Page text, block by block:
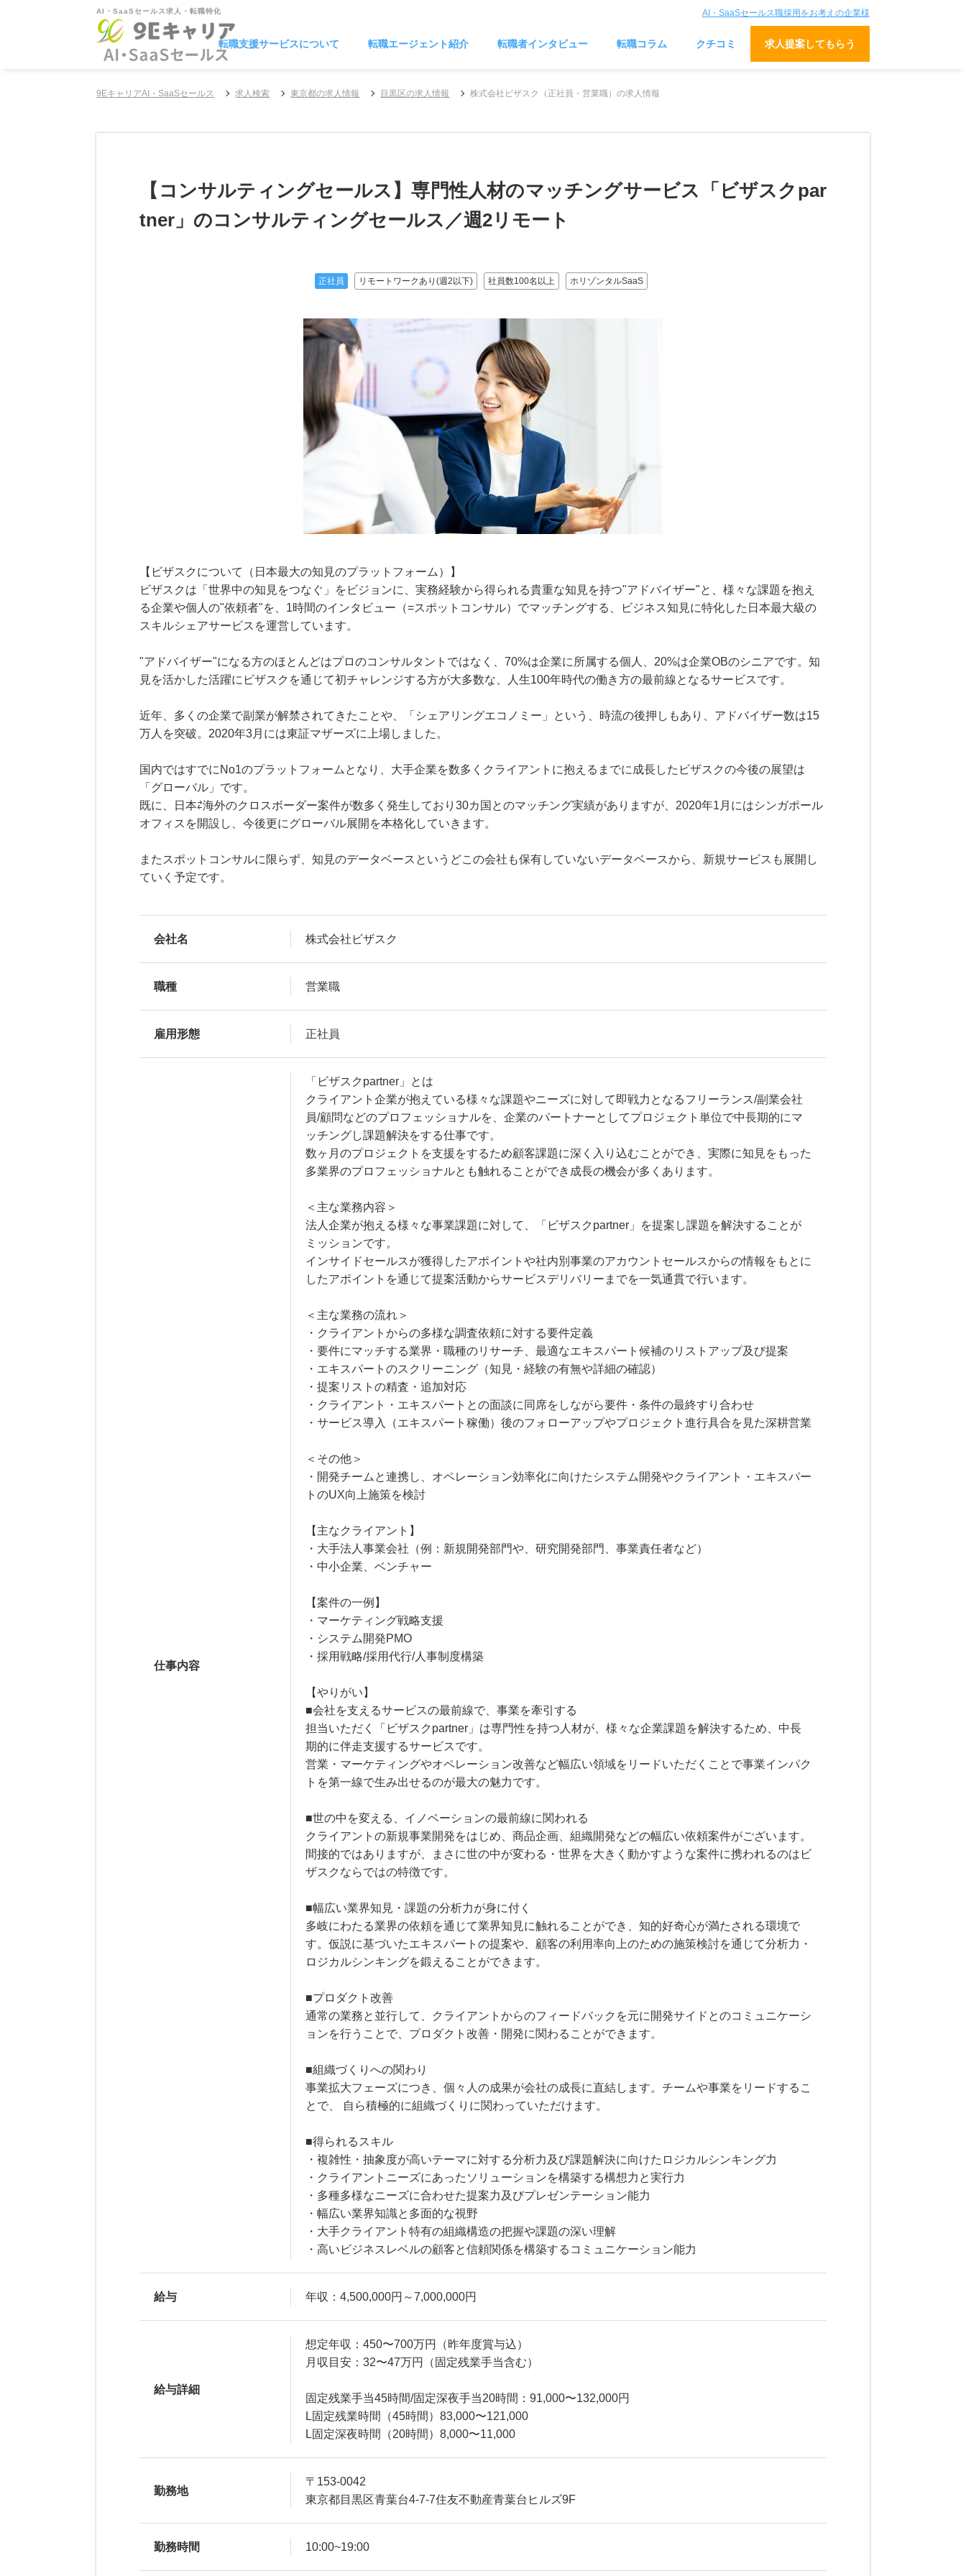
AI・SaaSセールス職採用をお考えの企業様
AI・SaaSセールス求人・転職特化
転職支援サービスについて 転職エージェント紹介 転職者インタビュー 転職コラム クチコミ 求人提案してもらう
9EキャリアAI・SaaSセールス 求人検索 東京都の求人情報 目黒区の求人情報 株式会社ビザスク（正社員・営業職）の求人情報
【コンサルティングセールス】専門性人材のマッチングサービス「ビザスクpar
tner」のコンサルティングセールス／週2リモート
正社員 リモートワークあり(週2以下) 社員数100名以上 ホリゾンタルSaaS
【ビザスクについて（日本最大の知見のプラットフォーム）】
ビザスクは「世界中の知見をつなぐ」をビジョンに、実務経験から得られる貴重な知見を持つ"アドバイザー"と、様々な課題を抱え
る企業や個人の"依頼者"を、1時間のインタビュー（=スポットコンサル）でマッチングする、ビジネス知見に特化した日本最大級の
スキルシェアサービスを運営しています。
"アドバイザー"になる方のほとんどはプロのコンサルタントではなく、70%は企業に所属する個人、20%は企業OBのシニアです。知
見を活かした活躍にビザスクを通じて初チャレンジする方が大多数な、人生100年時代の働き方の最前線となるサービスです。
近年、多くの企業で副業が解禁されてきたことや、「シェアリングエコノミー」という、時流の後押しもあり、アドバイザー数は15
万人を突破。2020年3月には東証マザーズに上場しました。
国内ではすでにNo1のプラットフォームとなり、大手企業を数多くクライアントに抱えるまでに成長したビザスクの今後の展望は
「グローバル」です。
既に、日本⇄海外のクロスボーダー案件が数多く発生しており30カ国とのマッチング実績がありますが、2020年1月にはシンガポール
オフィスを開設し、今後更にグローバル展開を本格化していきます。
またスポットコンサルに限らず、知見のデータベースというどこの会社も保有していないデータベースから、新規サービスも展開し
ていく予定です。
会社名 株式会社ビザスク
職種 営業職
雇用形態 正社員
仕事内容
「ビザスクpartner」とは
クライアント企業が抱えている様々な課題やニーズに対して即戦力となるフリーランス/副業会社
員/顧問などのプロフェッショナルを、企業のパートナーとしてプロジェクト単位で中長期的にマ
ッチングし課題解決をする仕事です。
数ヶ月のプロジェクトを支援をするため顧客課題に深く入り込むことができ、実際に知見をもった
多業界のプロフェッショナルとも触れることができ成長の機会が多くあります。
＜主な業務内容＞
法人企業が抱える様々な事業課題に対して、「ビザスクpartner」を提案し課題を解決することが
ミッションです。
インサイドセールスが獲得したアポイントや社内別事業のアカウントセールスからの情報をもとに
したアポイントを通じて提案活動からサービスデリバリーまでを一気通貫で行います。
＜主な業務の流れ＞
・クライアントからの多様な調査依頼に対する要件定義
・要件にマッチする業界・職種のリサーチ、最適なエキスパート候補のリストアップ及び提案
・エキスパートのスクリーニング（知見・経験の有無や詳細の確認）
・提案リストの精査・追加対応
・クライアント・エキスパートとの面談に同席をしながら要件・条件の最終すり合わせ
・サービス導入（エキスパート稼働）後のフォローアップやプロジェクト進行具合を見た深耕営業
＜その他＞
・開発チームと連携し、オペレーション効率化に向けたシステム開発やクライアント・エキスパー
トのUX向上施策を検討
【主なクライアント】
・大手法人事業会社（例：新規開発部門や、研究開発部門、事業責任者など）
・中小企業、ベンチャー
【案件の一例】
・マーケティング戦略支援
・システム開発PMO
・採用戦略/採用代行/人事制度構築
【やりがい】
■会社を支えるサービスの最前線で、事業を牽引する
担当いただく「ビザスクpartner」は専門性を持つ人材が、様々な企業課題を解決するため、中長
期的に伴走支援するサービスです。
営業・マーケティングやオペレーション改善など幅広い領域をリードいただくことで事業インパク
トを第一線で生み出せるのが最大の魅力です。
■世の中を変える、イノベーションの最前線に関われる
クライアントの新規事業開発をはじめ、商品企画、組織開発などの幅広い依頼案件がございます。
間接的ではありますが、まさに世の中が変わる・世界を大きく動かすような案件に携われるのはビ
ザスクならではの特徴です。
■幅広い業界知見・課題の分析力が身に付く
多岐にわたる業界の依頼を通じて業界知見に触れることができ、知的好奇心が満たされる環境で
す。仮説に基づいたエキスパートの提案や、顧客の利用率向上のための施策検討を通じて分析力・
ロジカルシンキングを鍛えることができます。
■プロダクト改善
通常の業務と並行して、クライアントからのフィードバックを元に開発サイドとのコミュニケーシ
ョンを行うことで、プロダクト改善・開発に関わることができます。
■組織づくりへの関わり
事業拡大フェーズにつき、個々人の成果が会社の成長に直結します。チームや事業をリードするこ
とで、 自ら積極的に組織づくりに関わっていただけます。
■得られるスキル
・複雑性・抽象度が高いテーマに対する分析力及び課題解決に向けたロジカルシンキング力
・クライアントニーズにあったソリューションを構築する構想力と実行力
・多種多様なニーズに合わせた提案力及びプレゼンテーション能力
・幅広い業界知識と多面的な視野
・大手クライアント特有の組織構造の把握や課題の深い理解
・高いビジネスレベルの顧客と信頼関係を構築するコミュニケーション能力
給与 年収：4,500,000円～7,000,000円
給与詳細
想定年収：450〜700万円（昨年度賞与込）
月収目安：32〜47万円（固定残業手当含む）
固定残業手当45時間/固定深夜手当20時間：91,000〜132,000円
L固定残業時間（45時間）83,000〜121,000
L固定深夜時間（20時間）8,000〜11,000
勤務地
〒153-0042
東京都目黒区青葉台4-7-7住友不動産青葉台ヒルズ9F
勤務時間 10:00~19:00